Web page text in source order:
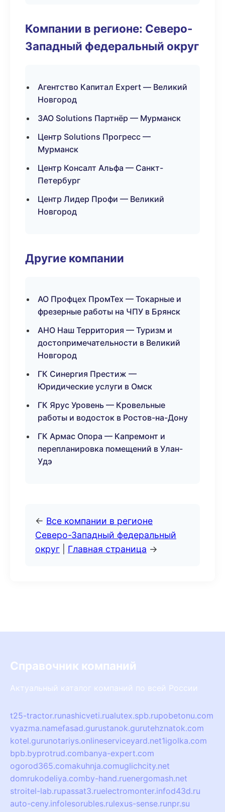
Компании в регионе: Северо-
Западный федеральный округ
Агентство Капитал Expert — Великий
Новгород
ЗАО Solutions Партнёр — Мурманск
Центр Solutions Прогресс —
Мурманск
Центр Консалт Альфа — Санкт-
Петербург
Центр Лидер Профи — Великий
Новгород
Другие компании
АО Профцех ПромТех — Токарные и
фрезерные работы на ЧПУ в Брянск
АНО Наш Территория — Туризм и
достопримечательности в Великий
Новгород
ГК Синергия Престиж —
Юридические услуги в Омск
ГК Ярус Уровень — Кровельные
работы и водосток в Ростов-на-Дону
ГК Армас Опора — Капремонт и
перепланировка помещений в Улан-
Удэ
← Все компании в регионе
Северо-Западный федеральный
округ
Главная страница →
Справочник компаний
Актуальный каталог компаний по всей России
t25-tractor.runashicveti.rualutex.spb.rupobetonu.com
vyazma.namefasad.gurustanok.gurutehznatok.com
kotel.gurunotariys.onlineserviceyard.net1igolka.com
bpb.byprotrud.combanya-expert.com
ogorod365.comakuhnja.comuglichcity.net
domrukodeliya.comby-hand.ruenergomash.net
stroitel-lab.rupassat3.ruelectromonter.infod43d.ru
auto-ceny.infolesorubles.rulexus-sense.runpr.su